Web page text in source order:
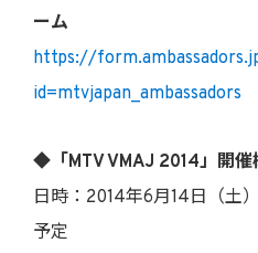
ーム
https://
id=mtvjapan_ambassadors
◆「MTV VMAJ 2014」開催
日時：2014年6月14日（土
予定